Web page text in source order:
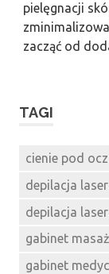
pielęgnacji
zacząć od
TAGI
cienie pod
depilacja
depilacja
gabinet
gabinet